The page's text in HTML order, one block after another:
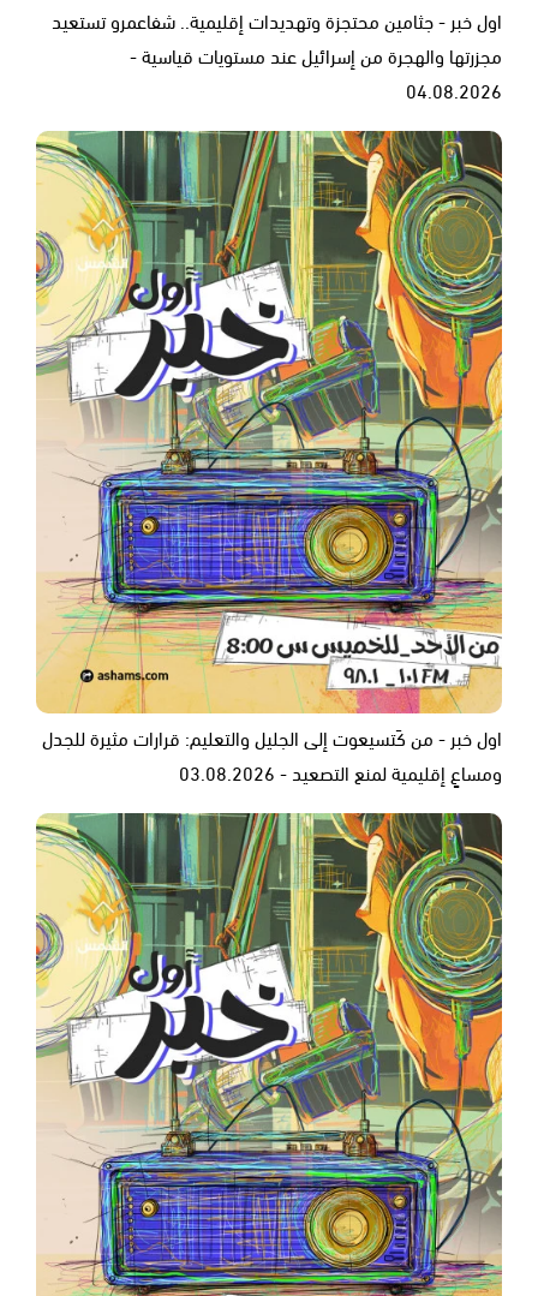
اول خبر - جثامين محتجزة وتهديدات إقليمية.. شفاعمرو تستعيد
مجزرتها والهجرة من إسرائيل عند مستويات قياسية -
04.08.2026
اول خبر - من كَتسيعوت إلى الجليل والتعليم: قرارات مثيرة للجدل
ومساعٍ إقليمية لمنع التصعيد - 03.08.2026